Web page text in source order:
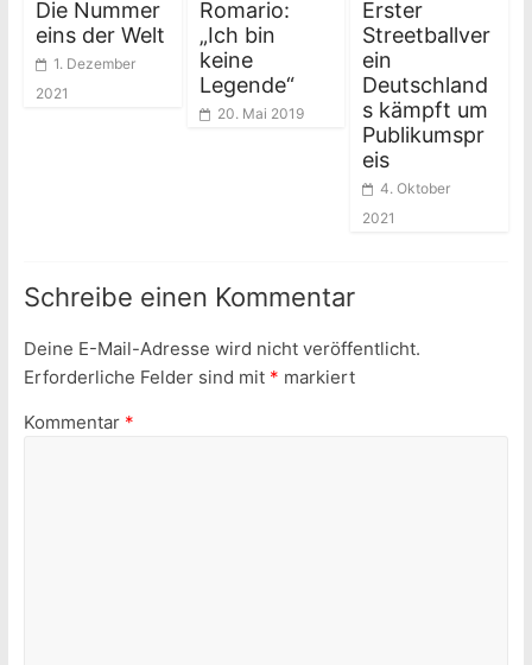
Die Nummer
eins der Welt
1. Dezember
2021
Romario:
„Ich bin
keine
Legende“
20. Mai 2019
Erster
Streetballver
ein
Deutschland
s kämpft um
Publikumspr
eis
4. Oktober
2021
Schreibe einen Kommentar
Deine E-Mail-Adresse wird nicht veröffentlicht.
Erforderliche Felder sind mit * markiert
Kommentar *